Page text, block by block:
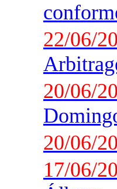
22/06/
20/06/
20/06/
17/06/